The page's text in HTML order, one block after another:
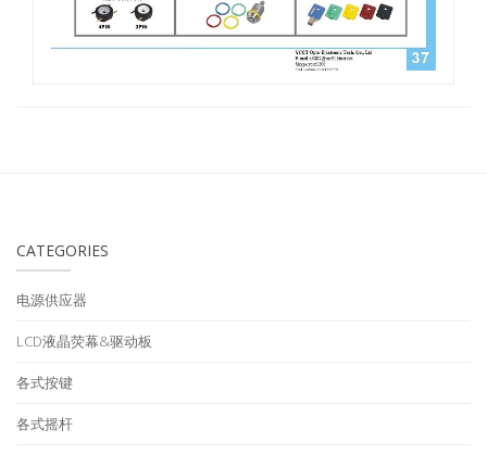
CATEGORIES
电源供应器
LCD液晶荧幕&驱动板
各式按键
各式摇杆